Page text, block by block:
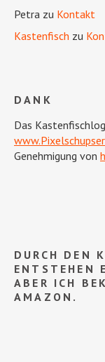
Petra zu Kontakt
Kastenfisch zu
DANK
Das
Genehmigung von
DURCH DEN
ENTSTEHEN
ABER ICH
AMAZON.